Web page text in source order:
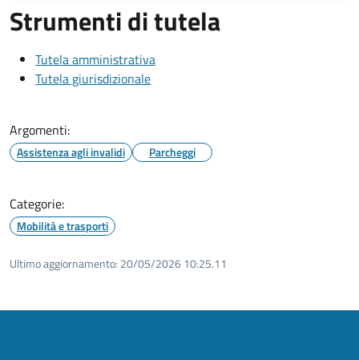
Strumenti di tutela
Tutela amministrativa
Tutela giurisdizionale
Argomenti:
Assistenza agli invalidi Parcheggi
Categorie:
Mobilità e trasporti
Ultimo aggiornamento: 20/05/2026 10:25.11